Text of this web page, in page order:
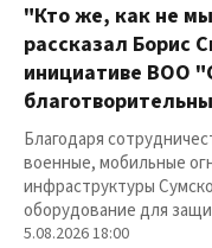
"Кто же, как не
рассказал Борис
инициативе ВОО
Благодаря
военные, мобильные
инфраструктуры
оборудование для
5.08.2026 18:00